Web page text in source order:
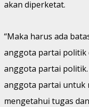
akan diperketat.
“Maka harus ada
anggota partai politik
anggota partai
anggota partai untuk
mengetahui tugas